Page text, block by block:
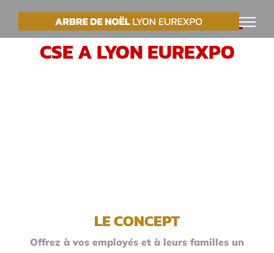
PasserVOTRE ARBRE DE NOËL
CSE A LYON EUREXPO
LE CONCEPT
Offrez à vos employés et à leurs familles un